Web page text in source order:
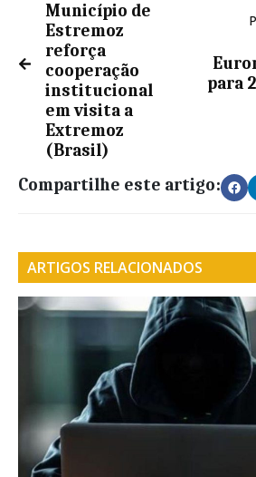
Município de
Estremoz
reforça
cooperação
institucional
em visita a
Extremoz
(Brasil)
para
Compartilhe este artigo:
ARTIGOS RELACIONADOS